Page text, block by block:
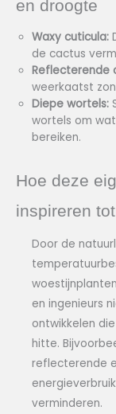
en droogte
Waxy cuticula:
de cactus
Reflecterende
weerkaatst
Diepe wortels:
wortels om
bereiken.
Hoe deze
inspireren
Door de
en ingenieurs
ontwikkelen
hitte.
reflecterende
verminderen.